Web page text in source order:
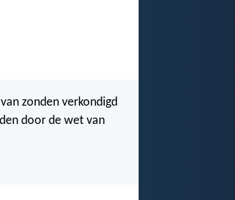
zonden verkondigd
door de wet van